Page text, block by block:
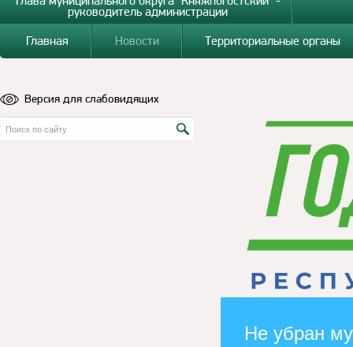
руководитель администрации
Главная
Новости Территориальные органы
Версия для слабовидящих
Не убран